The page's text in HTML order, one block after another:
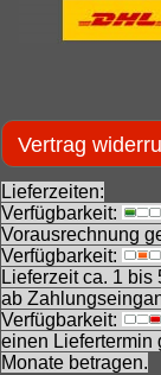
Vertrag
Lieferzeiten:
Verfügbarkeit:
Vorausrechnung
Verfügbarkeit:
Lieferzeit ca. 1
ab
Verfügbarkeit:
einen Liefertermin
Monate betragen.